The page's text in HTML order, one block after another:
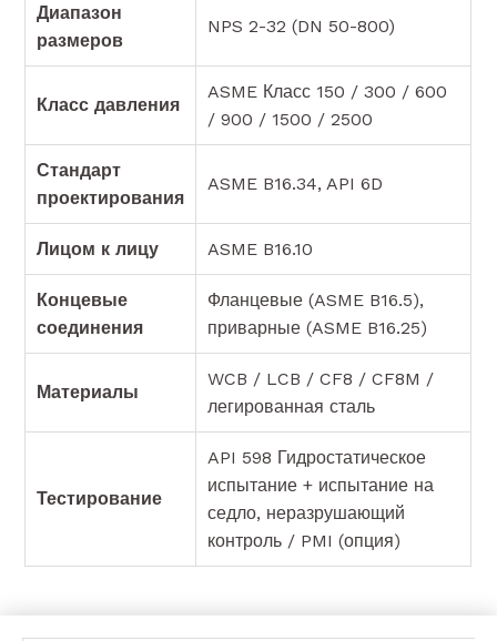
Диапазон
размеров
NPS 2-32 (DN 50-800)
Класс давления
ASME Класс 150 / 300 / 600
/ 900 / 1500 / 2500
Стандарт
проектирования
ASME B16.34, API 6D
Лицом к лицу ASME B16.10
Концевые
соединения
Фланцевые (ASME B16.5),
приварные (ASME B16.25)
Материалы
WCB / LCB / CF8 / CF8M /
легированная сталь
Тестирование
API 598 Гидростатическое
испытание + испытание на
седло, неразрушающий
контроль / PMI (опция)